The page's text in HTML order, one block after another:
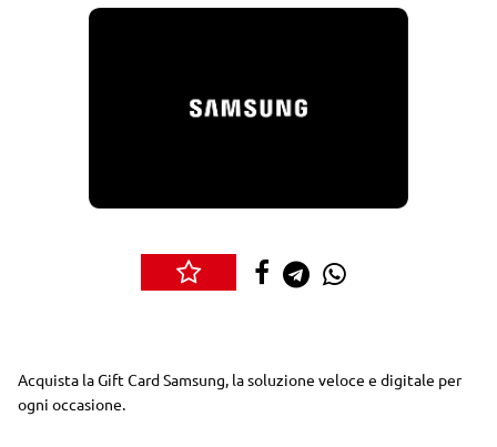
Acquista la Gift Card Samsung, la soluzione veloce e digitale per
ogni occasione.